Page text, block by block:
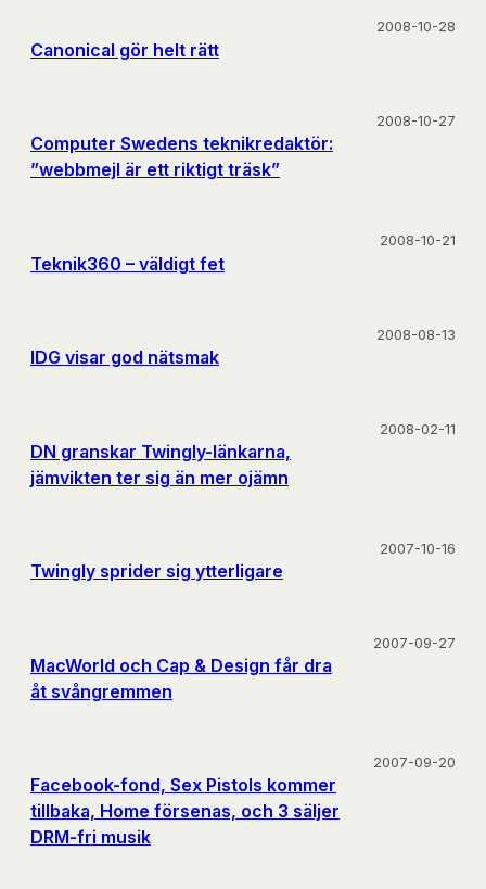
Canonical gör helt rätt
2008-10-28
Computer Swedens teknikredaktör:
”webbmejl är ett riktigt träsk”
2008-10-27
Teknik360 – väldigt fet
2008-10-21
IDG visar god nätsmak
2008-08-13
DN granskar Twingly-länkarna,
jämvikten ter sig än mer ojämn
2008-02-11
Twingly sprider sig ytterligare
2007-10-16
MacWorld och Cap & Design får dra
åt svångremmen
2007-09-27
Facebook-fond, Sex Pistols kommer
tillbaka, Home försenas, och 3 säljer
DRM-fri musik
2007-09-20